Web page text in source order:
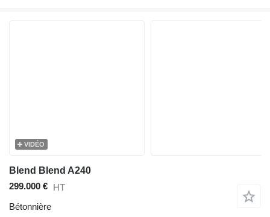
VIDÉO
Blend Blend A240
299.000 € HT
Bétonnière